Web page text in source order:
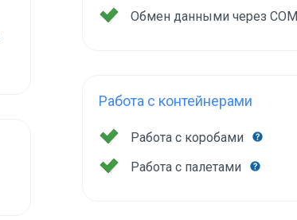
Обмен данными через
Работа с контейнерами
Работа с коробами
Работа с палетами